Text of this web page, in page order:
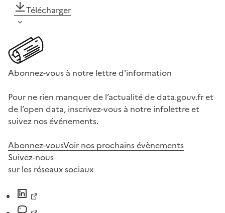
Télécharger
Abonnez-vous à notre lettre d'information
Pour ne rien manquer de l’actualité de data.gouv.fr et
de l’open data, inscrivez-vous à notre infolettre et
suivez nos événements.
Abonnez-vousVoir nos prochains évènements
Suivez-nous
sur les réseaux sociaux